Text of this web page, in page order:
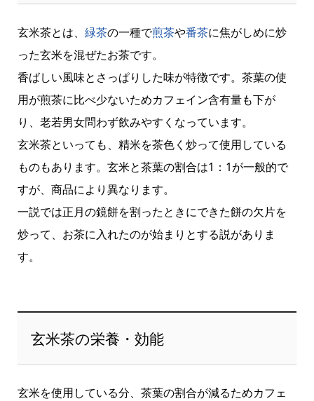
玄米茶とは、 緑茶の一種で煎茶や番茶に焦がしめに炒
った玄米を混ぜたお茶です。
香ばしい風味とさっぱりした味が特徴です。茶葉の使
用が煎茶に比べ少ないためカフェイン含有量も下が
り、老若男女問わず飲みやすくなっています。
玄米茶といっても、精米を茶色く炒って使用している
ものもあります。玄米と茶葉の割合は1：1が一般的で
すが、商品により異なります。
一説では正月の鏡餅を割ったときにできた餅の欠片を
炒って、お茶に入れたのが始まりとする説がありま
す。
玄米茶の栄養・効能
玄米を使用している分、茶葉の割合が減るためカフェ